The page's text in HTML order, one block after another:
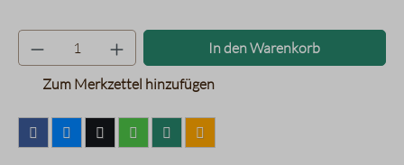
Produkt Anzahl: Gib den
In den Warenkorb
Zum Merkzettel hinzufügen